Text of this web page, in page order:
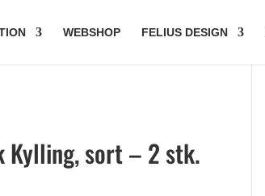
WEBSHOP FELIUS DESIGN
Kylling, sort – 2 stk.